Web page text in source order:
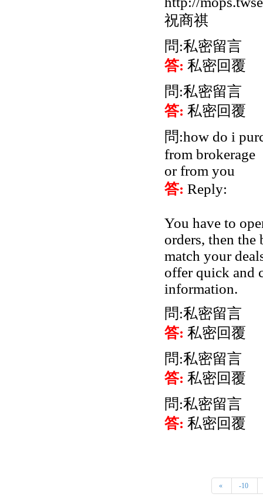
祝商祺
問:私密留言
答: 私密回覆
問:私密留言
答: 私密回覆
問:how do i
from brokerage
or from you
答: Reply:
You have to
orders, then
match your
offer quick and
information.
問:私密留言
答: 私密回覆
問:私密留言
答: 私密回覆
問:私密留言
答: 私密回覆
« -10